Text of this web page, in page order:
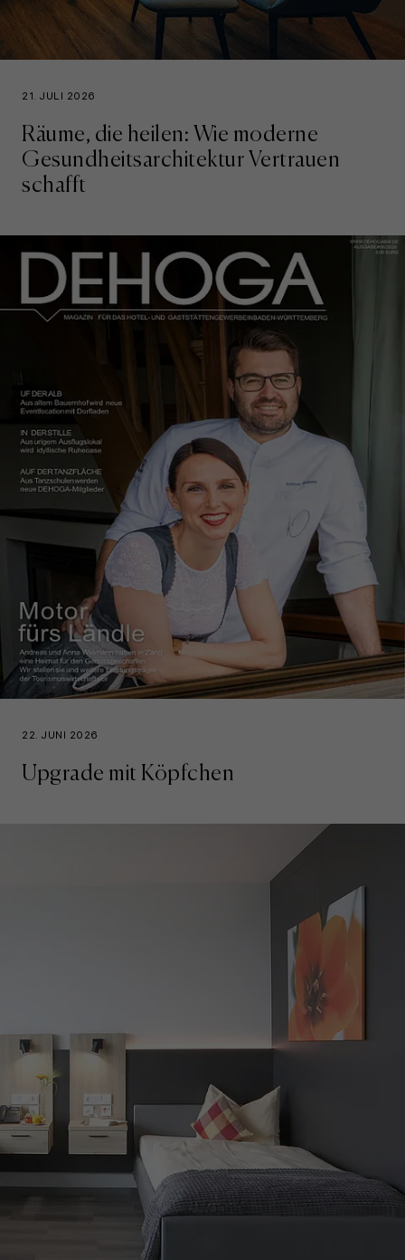
21. JULI 2026
Räume, die heilen: Wie moderne
Gesundheitsarchitektur Vertrauen
schafft
22. JUNI 2026
Upgrade mit Köpfchen